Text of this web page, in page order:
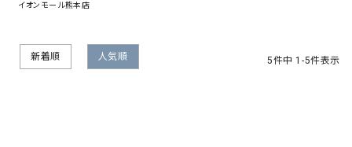
イオンモール熊本店
新着順 人気順 5件中 1 -5件表示